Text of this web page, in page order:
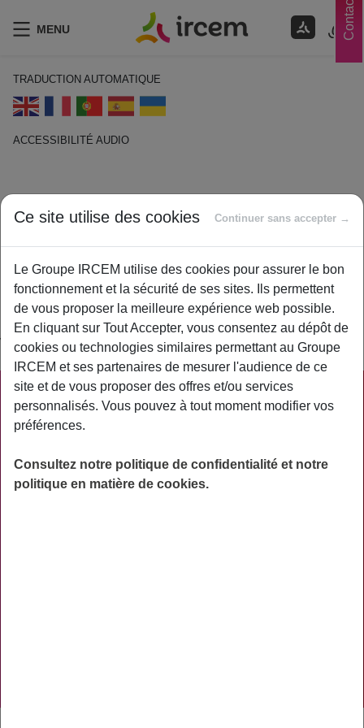
Contacts
MENU
TRADUCTION AUTOMATIQUE
ACCESSIBILITÉ AUDIO
Frais médicaux
1 février 2021
Byircem
Ensemble des frais de santé potentiellement pris en charge par
une assurance maladie. Cela comprend les consultations et
visites médicales, la pharmacie, les hospitalisations, etc.
PRATIQUE
ACTUALITÉS
ASSURANCES
PRÉVOYANCE
Ce site utilise des cookies Continuer sans accepter →
Le Groupe IRCEM utilise des cookies pour assurer le bon
fonctionnement et la sécurité de ses sites. Ils permettent
de vous proposer la meilleure expérience web possible.
En cliquant sur Tout Accepter, vous consentez au dépôt de
cookies ou technologies similaires permettant au Groupe
IRCEM et ses partenaires de mesurer l'audience de ce
site et de vous proposer des offres et/ou services
personnalisés. Vous pouvez à tout moment modifier vos
préférences.
Consultez notre politique de confidentialité et notre
politique en matière de cookies.